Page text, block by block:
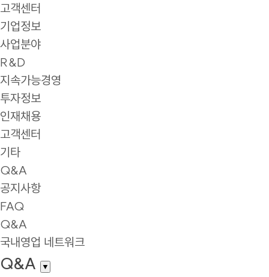
고객센터
기업정보
사업분야
R&D
지속가능경영
투자정보
인재채용
고객센터
기타
Q&A
공지사항
FAQ
Q&A
국내영업 네트워크
Q&A ▼